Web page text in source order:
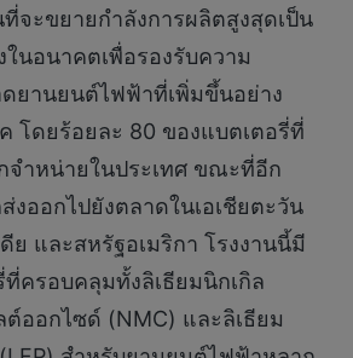
จะขยายกำลังการผลิตสูงสุดเป็น
นอนาคตเพื่อรองรับความ
ยานยนต์ไฟฟ้าที่เพิ่มขึ้นอย่าง
โดยร้อยละ 80 ของแบตเตอรี่ที่
จำหน่ายในประเทศ ขณะที่อีก
งออกไปยังตลาดในเอเชียตะวัน
ย และสหรัฐอเมริกา โรงงานนี้มี
ครอบคลุมทั้งลิเธียมนิกเกิล
ออกไซด์ (NMC) และลิเธียม